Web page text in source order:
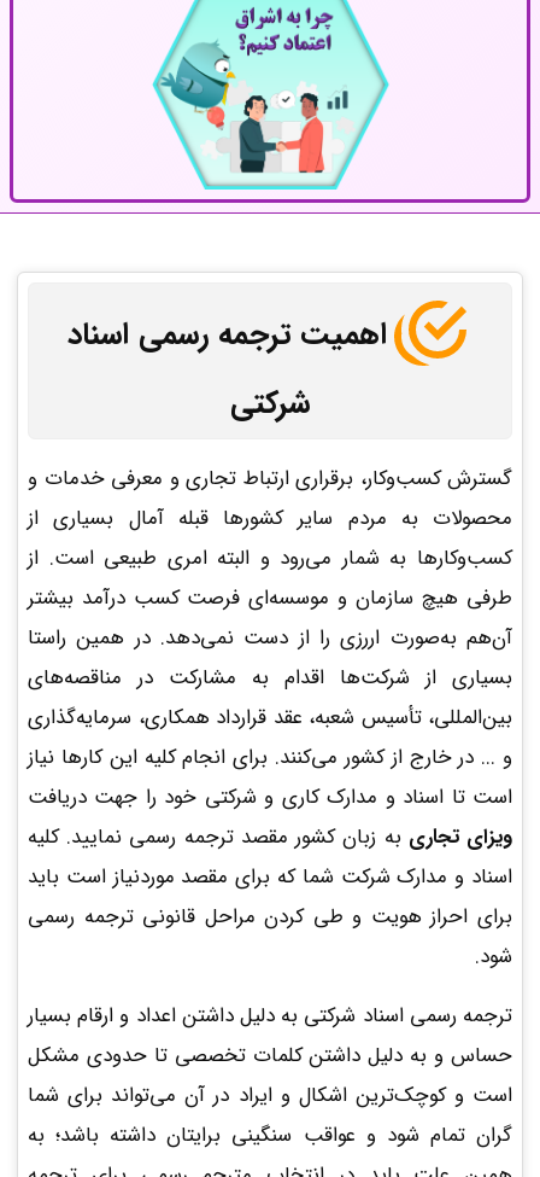
اهمیت ترجمه رسمی اسناد
شرکتی
گسترش کسب‌وکار، برقراری ارتباط تجاری و معرفی خدمات و
محصولات به مردم سایر کشورها قبله آمال بسیاری از
کسب‌وکارها به شمار می‌رود و البته امری طبیعی است. از
طرفی هیچ سازمان و موسسه‌ای فرصت کسب درآمد بیشتر
آن‌هم به‌صورت اررزی را از دست نمی‌دهد. در همین راستا
بسیاری از شرکت‌ها اقدام به مشارکت در مناقصه‌های
بین‌المللی، تأسیس شعبه، عقد قرارداد همکاری، سرمایه‌گذاری
و ... در خارج از کشور می‌کنند. برای انجام کلیه این کارها نیاز
است تا اسناد و مدارک کاری و شرکتی خود را جهت دریافت
ویزای تجاری به زبان کشور مقصد ترجمه رسمی نمایید. کلیه
اسناد و مدارک شرکت شما که برای مقصد موردنیاز است باید
برای احراز هویت و طی کردن مراحل قانونی ترجمه رسمی
شود.
ترجمه رسمی اسناد شرکتی به دلیل داشتن اعداد و ارقام بسیار
حساس و به دلیل داشتن کلمات تخصصی تا حدودی مشکل
است و کوچک‌ترین اشکال و ایراد در آن می‌تواند برای شما
گران تمام‌ شود و عواقب سنگینی برایتان داشته باشد؛ به